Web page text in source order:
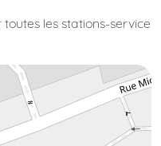
les stations-service